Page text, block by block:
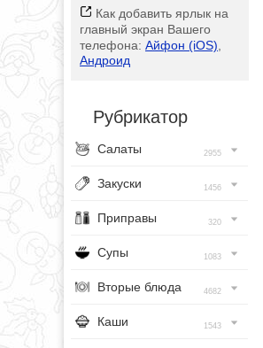
Как добавить ярлык на
главный экран Вашего
телефона: Айфон (iOS)
Андроид
Рубрикатор
Салаты 2955
Закуски 1456
Приправы 320
Супы 1083
Вторые блюда 4682
Каши 1543